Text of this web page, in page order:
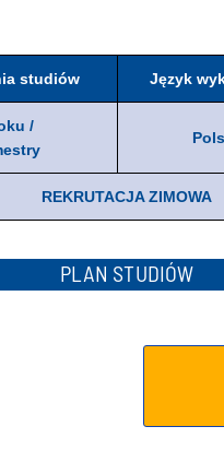
studiów Język
/
REKRUTACJA ZIMOWA
PLAN STUDIÓW